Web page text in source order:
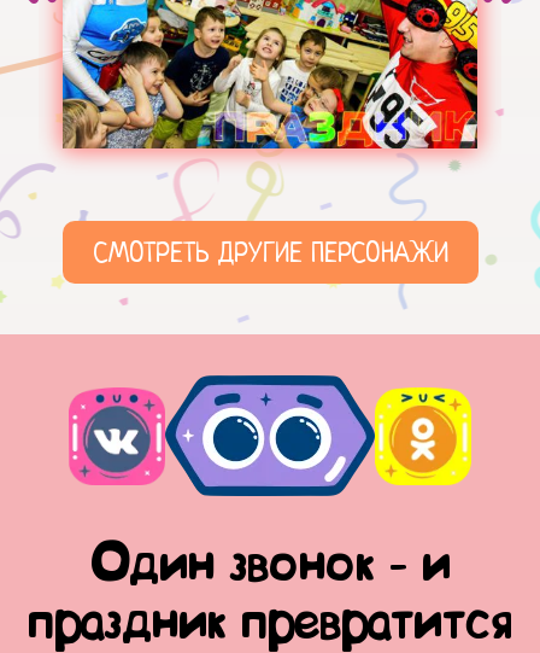
СМОТРЕТЬ ДРУГИЕ ПЕРСОНАЖИ
Один звонок - и
праздник превратится